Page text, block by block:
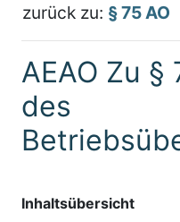
zurück zu: § 75 AO
AEAO Zu
des
Inhaltsübersicht